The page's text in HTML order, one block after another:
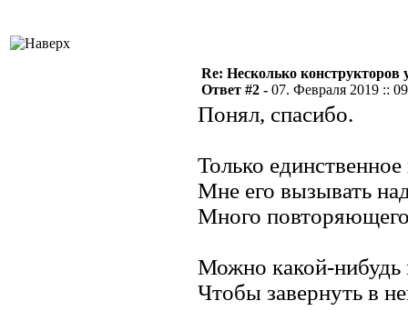
Re: Несколько конструкторов
Ответ #2 - 07. Февраля 2019 ::
Понял, спасибо.
Только
Мне его вызывать
Много
Можно какой-нибудь
Чтобы завернуть в